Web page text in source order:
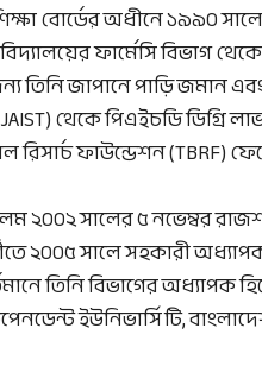
বোর্ডের অধীনে ১৯৯০
ফার্মেসি বিভাগ
তিনি জাপানে পাড়ি জমান
থেকে পিএইচডি ডিগ্রি
রিসার্চ ফাউন্ডেশন (TBRF)
সালের ৫ নভেম্বর
২০০৫ সালে সহকারী
তিনি বিভাগের অধ্যাপক
ইউনিভার্সিটি,